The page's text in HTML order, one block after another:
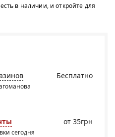
в наличии, и откройте для
Бесплатно
сегодня
от 35грн